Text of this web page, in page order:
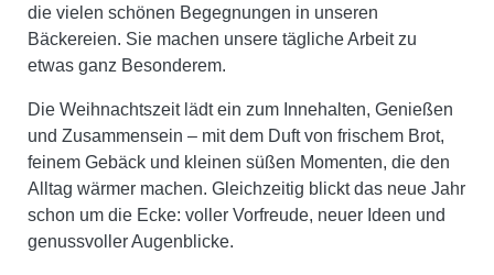
die vielen schönen Begegnungen in unseren
Bäckereien. Sie machen unsere tägliche Arbeit zu
etwas ganz Besonderem.
Die Weihnachtszeit lädt ein zum Innehalten, Genießen
und Zusammensein – mit dem Duft von frischem Brot,
feinem Gebäck und kleinen süßen Momenten, die den
Alltag wärmer machen. Gleichzeitig blickt das neue Jahr
schon um die Ecke: voller Vorfreude, neuer Ideen und
genussvoller Augenblicke.